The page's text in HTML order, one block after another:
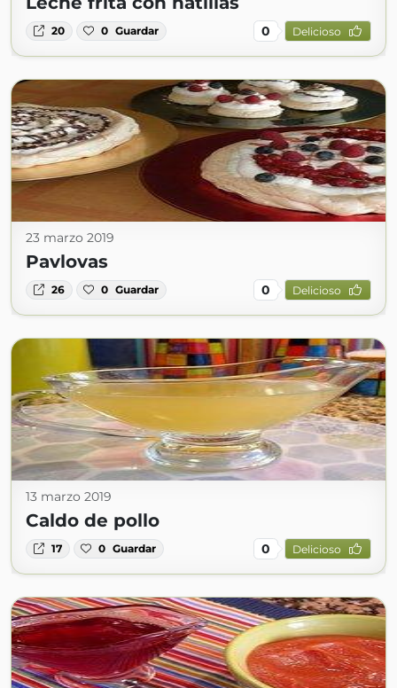
20 0 Guardar 0 Delicioso
23 marzo 2019
Pavlovas
26 0 Guardar 0 Delicioso
13 marzo 2019
Caldo de pollo
17 0 Guardar 0 Delicioso